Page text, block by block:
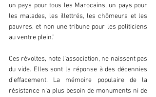
un pays pour tous les Marocains, un pays pour
les malades, les illettrés, les chômeurs et les
pauvres, et non une tribune pour les politiciens
au ventre plein.”
Ces révoltes, note l’association, ne naissent pas
du vide. Elles sont la réponse à des décennies
d’effacement. La mémoire populaire de la
résistance n’a plus besoin de monuments ni de